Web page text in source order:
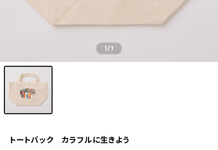
1/1
トートバック カラフルに生きよう